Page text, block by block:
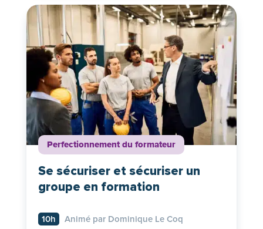
Perfectionnement du formateur
Se sécuriser et sécuriser un
groupe en formation
10h Animé par Dominique Le Coq